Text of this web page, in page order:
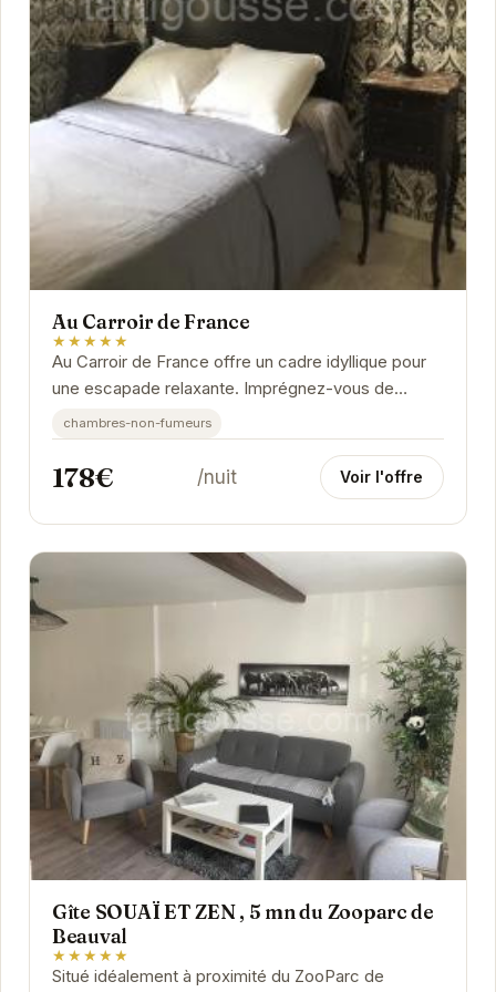
Au Carroir de France
★★★★★
Au Carroir de France offre un cadre idyllique pour
une escapade relaxante. Imprégnez-vous de
l'atmosphère paisible et profitez d'un confort...
chambres-non-fumeurs
178€ /nuit Voir l'offre
Gîte SOUAÏ ET ZEN , 5 mn du Zooparc de
Beauval
★★★★★
Situé idéalement à proximité du ZooParc de